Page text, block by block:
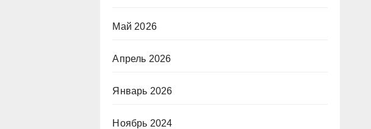
Май 2026
Апрель 2026
Январь 2026
Ноябрь 2024